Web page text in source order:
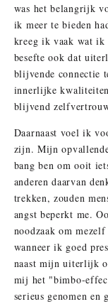
was het belangrijk
ik meer te bieden
kreeg ik vaak wat
besefte ook dat
blijvende connectie
innerlijke
blijvend
Daarnaast voel ik
zijn. Mijn
bang ben om ooit
anderen daarvan
trekken, zouden
angst beperkt me.
noodzaak om
wanneer ik goed
naast mijn uiterlijk
mij het "bimbo-
serieus genomen en